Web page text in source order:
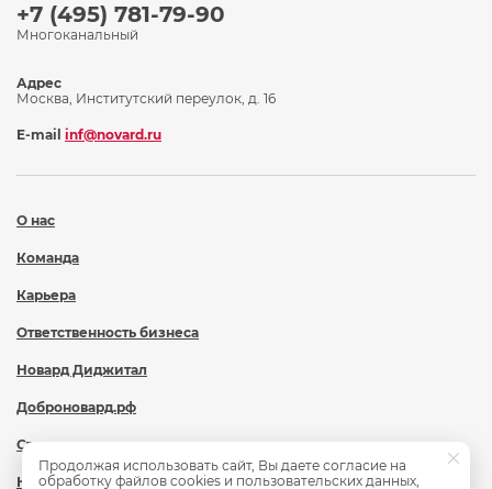
+7 (495) 781-79-90
Многоканальный
О нас
Команда
Карьера
Ответственность бизнеса
Новард Диджитал
Доброновард.рф
Статьи
Новости
Адрес
Москва, Институтский переулок, д. 16
E-mail inf@novard.ru
Продолжая использовать сайт, Вы даете согласие на
обработку файлов cookies и пользовательских данных,